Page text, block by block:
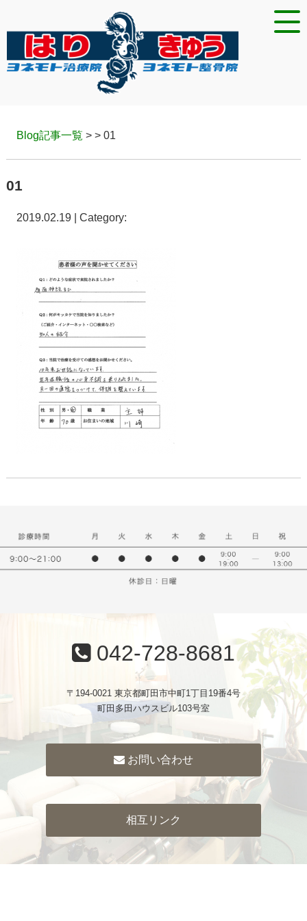
Blog記事一覧 > > 01
01
2019.02.19 | Category:
042-728-8681
〒194-0021 東京都町田市中町1丁目19番4号
町田多田ハウスビル103号室
お問い合わせ
相互リンク